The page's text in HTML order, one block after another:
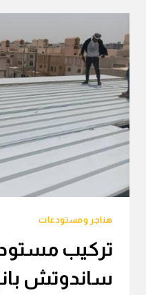
هناجر ومستودعات
تركيب
ساندوتش